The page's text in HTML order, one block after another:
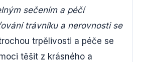
sečením a péčí
trávníku a nerovnosti se
trpělivosti a péče se
těšit z krásného a